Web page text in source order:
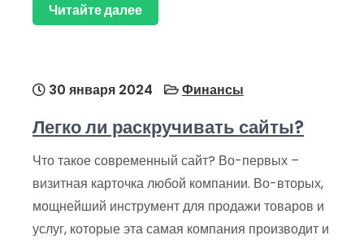
Читайте далее
30 января 2024 Финансы
Легко ли раскручивать сайты?
Что такое современный сайт? Во-первых –
визитная карточка любой компании. Во-вторых,
мощнейший инструмент для продажи товаров и
услуг, которые эта самая компания производит и